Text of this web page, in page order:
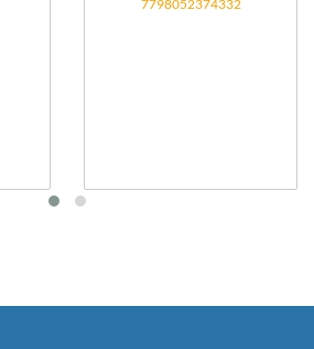
7798052374332